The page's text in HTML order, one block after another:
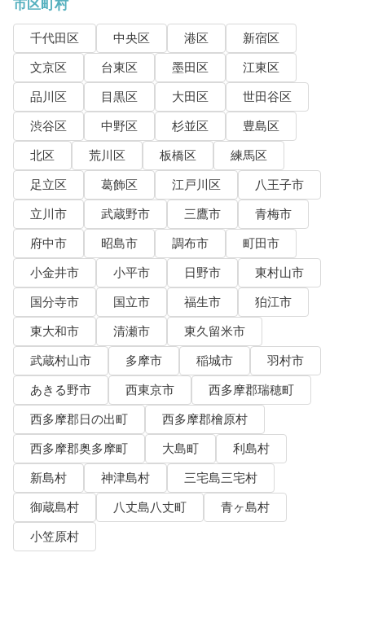
市区町村
千代田区 中央区 港区
新宿区
文京区
台東区 墨田区
江東区
品川区
目黒区 大田区
世田谷区
渋谷区
中野区 杉並区
豊島区
北区
荒川区 板橋区
練馬区
足立区
葛飾区 江戸川区
八王子市
立川市
武蔵野市 三鷹市
青梅市
府中市
昭島市 調布市
町田市
小金井市
小平市 日野市
東村山市
国分寺市
国立市 福生市
狛江市
東大和市
清瀬市
東久留米市
武蔵村山市
多摩市 稲城市
羽村市
あきる野市
西東京市
西多摩郡瑞穂町
西多摩郡日の出町
西多摩郡檜原村
西多摩郡奥多摩町
大島町
利島村
新島村
神津島村
三宅島三宅村
御蔵島村
八丈島八丈町
青ヶ島村
小笠原村